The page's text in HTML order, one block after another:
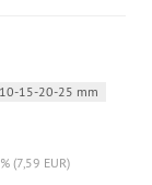
15-20-25 mm
(7,59 EUR)